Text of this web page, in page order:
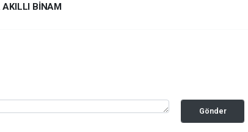
AKILLI BİNAM
Gönder